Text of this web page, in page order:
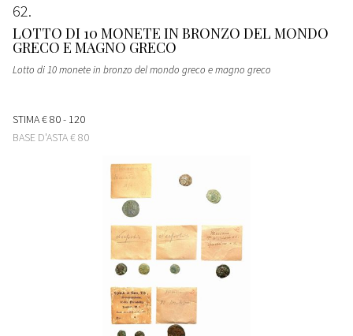
62
LOTTO DI 10 MONETE IN BRONZO DEL MONDO
GRECO E MAGNO GRECO
Lotto di 10 monete in bronzo del mondo greco e magno greco
STIMA€ 80 - 120
BASE D'ASTA€ 80